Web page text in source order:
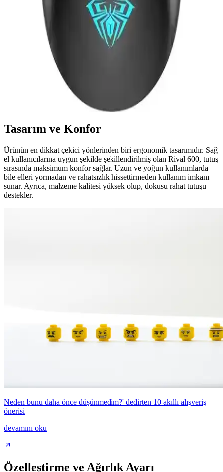
Trust 22625 GXT 117 Strike, yüksek hassasiyet, uzun pil ömrü ve
şık RGB aydınlatmasıyla oyun deneyimini artıran kablosuz fare.
Ergonomik tasarımı ve ayarlanabilir DPI ile çeşitli oyunlara
uygunluk sağlar.
Aula S13 ve Claw's Crossfire V1 Oyuncu Fareleri
Karşılaştırması ve Özellikleri
İki popüler oyuncu faresi Aula S13 ve Claw's Crossfire V1'in
özellikleri, kullanıcı yorumları ve performans karşılaştırmasıyla en
uygun seçeneği belirleyin.
Tasarım ve Konfor
Ürünün en dikkat çekici yönlerinden biri ergonomik tasarımıdır. Sağ
el kullanıcılarına uygun şekilde şekillendirilmiş olan Rival 600, tutuş
sırasında maksimum konfor sağlar. Uzun ve yoğun kullanımlarda
bile elleri yormadan ve rahatsızlık hissettirmeden kullanım imkanı
sunar. Ayrıca, malzeme kalitesi yüksek olup, dokusu rahat tutuşu
destekler.
Neden bunu daha önce düşünmedim?' dedirten 10 akıllı alışveriş
önerisi
devamını oku
Özelleştirme ve Ağırlık Ayarı